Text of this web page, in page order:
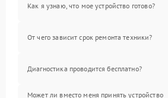
Как я узнаю, что мое устройство готово?
От чего зависит срок ремонта техники?
Диагностика проводится бесплатно?
Может ли вместо меня принять устройство